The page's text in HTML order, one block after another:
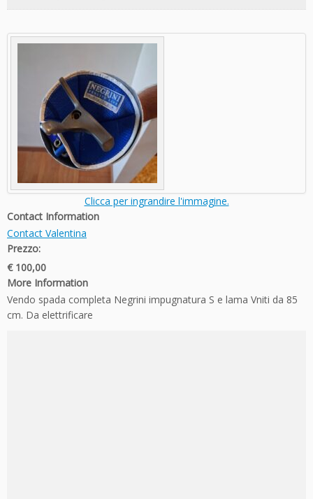
Clicca per ingrandire l'immagine.
Contact Information
Contact Valentina
Prezzo:
€ 100,00
More Information
Vendo spada completa Negrini impugnatura S e lama Vniti da 85
cm. Da elettrificare